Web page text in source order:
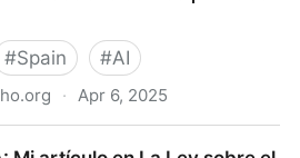
#Spain #AI
· Apr 6, 2025